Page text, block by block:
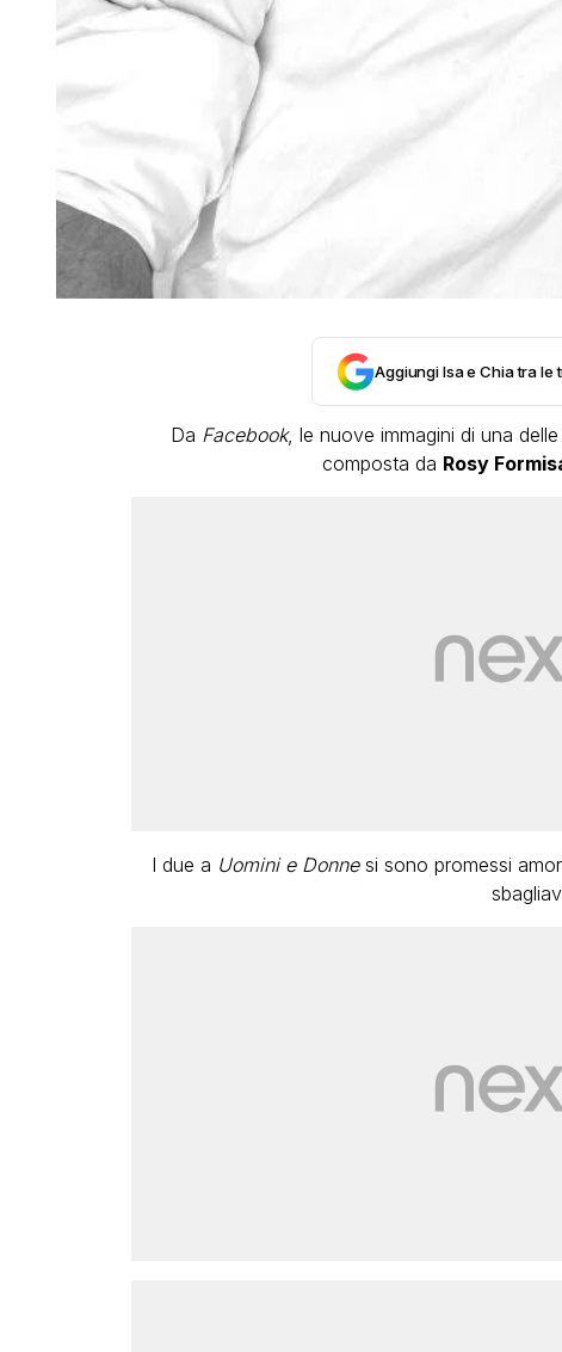
Aggiungi Isa e Chia tra
Da Facebook, le nuove immagini di una
composta da Rosy
I due a Uomini e Donnesi sono promessi